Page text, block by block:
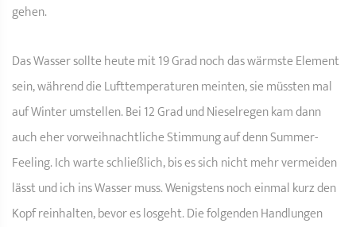
gehen.
Das Wasser sollte heute mit 19 Grad noch das wärmste Element
sein, während die Lufttemperaturen meinten, sie müssten mal
auf Winter umstellen. Bei 12 Grad und Nieselregen kam dann
auch eher vorweihnachtliche Stimmung auf denn Summer-
Feeling. Ich warte schließlich, bis es sich nicht mehr vermeiden
lässt und ich ins Wasser muss. Wenigstens noch einmal kurz den
Kopf reinhalten, bevor es losgeht. Die folgenden Handlungen